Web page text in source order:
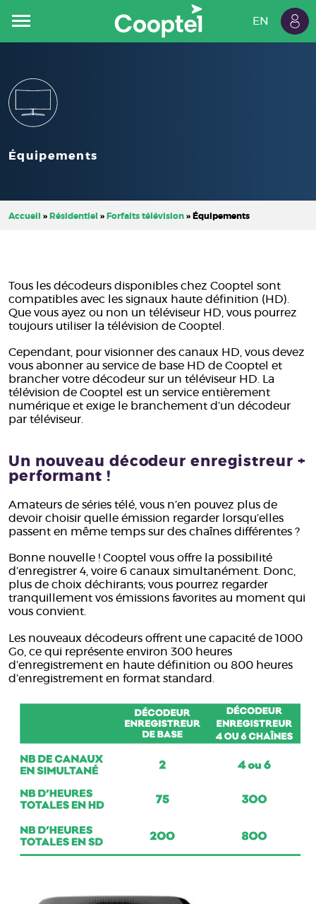
Forfaits
Téléphone fixe
Carrières
EN
Équipements
Accueil » Résidentiel » Forfaits télévision » Équipements
Tous les décodeurs disponibles chez Cooptel sont
compatibles avec les signaux haute définition (HD).
Que vous ayez ou non un téléviseur HD, vous pourrez
toujours utiliser la télévision de Cooptel.
Cependant, pour visionner des canaux HD, vous devez
vous abonner au service de base HD de Cooptel et
brancher votre décodeur sur un téléviseur HD. La
télévision de Cooptel est un service entièrement
numérique et exige le branchement d’un décodeur
par téléviseur.
Un nouveau décodeur enregistreur +
performant !
Amateurs de séries télé, vous n’en pouvez plus de
devoir choisir quelle émission regarder lorsqu’elles
passent en même temps sur des chaînes différentes ?
Bonne nouvelle ! Cooptel vous offre la possibilité
d’enregistrer 4, voire 6 canaux simultanément. Donc,
plus de choix déchirants; vous pourrez regarder
tranquillement vos émissions favorites au moment qui
vous convient.
Les nouveaux décodeurs offrent une capacité de 1000
Go, ce qui représente environ 300 heures
d’enregistrement en haute définition ou 800 heures
d’enregistrement en format standard.